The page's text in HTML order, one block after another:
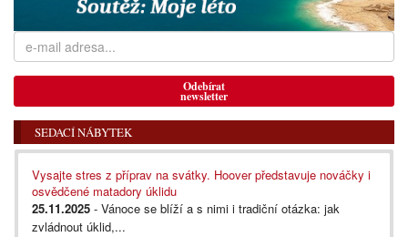
Odebírat
newsletter
SEDACÍ NÁBYTEK
Vysajte stres z příprav na svátky. Hoover představuje nováčky i
osvědčené matadory úklidu
25.11.2025 - Vánoce se blíží a s nimi i tradiční otázka: jak
zvládnout úklid,...